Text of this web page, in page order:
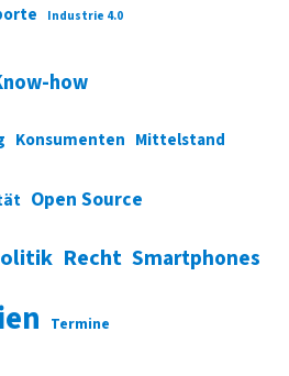
Industrie 4.0
how
Konsumenten Mittelstand
Open Source
Recht Smartphones
Termine